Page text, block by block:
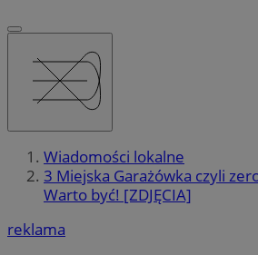
Wiadomości lokalne
3 Miejska Garażówka czyli
Warto być! [ZDJĘCIA]
reklama